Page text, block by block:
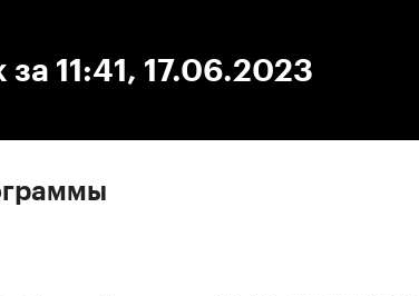
11:41, 17.06.2023